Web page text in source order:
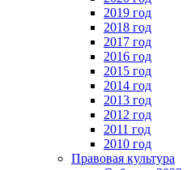
2019 год
2018 год
2017 год
2016 год
2015 год
2014 год
2013 год
2012 год
2011 год
2010 год
Правовая культура